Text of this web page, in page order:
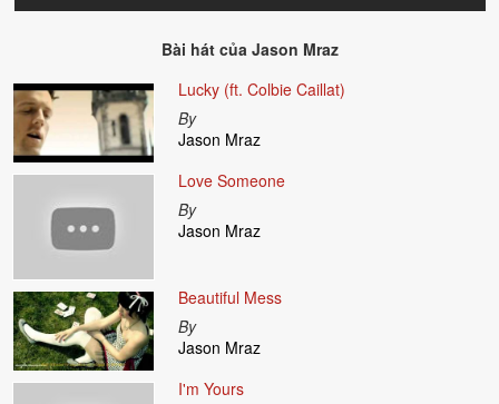
Bài hát của Jason Mraz
Lucky (ft. Colbie Caillat)
By
Jason Mraz
Love Someone
By
Jason Mraz
Beautiful Mess
By
Jason Mraz
I'm Yours